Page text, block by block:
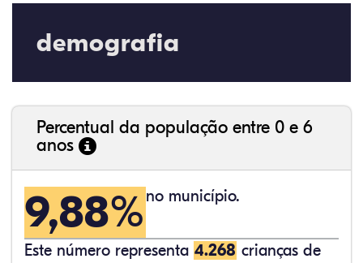
demografia
Percentual da população entre 0 e 6
anos
9,88% no município.
Este número representa 4.268 crianças de